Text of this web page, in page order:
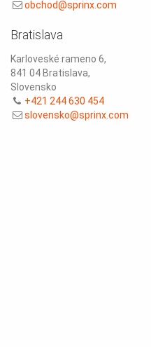
obchod@sprinx.com
Bratislava
Karloveské rameno 6,
841 04 Bratislava,
Slovensko
+421 244 630 454
slovensko@sprinx.com